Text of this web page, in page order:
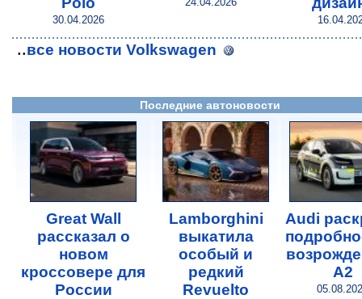
30.04.2026
..все новости Volkswagen
Последние автоновости
Great Wall
рассказал о
новом
кроссовере для
России
Lamborghini
выкатила
особый и
редкий
Revuelto
Audi
A2